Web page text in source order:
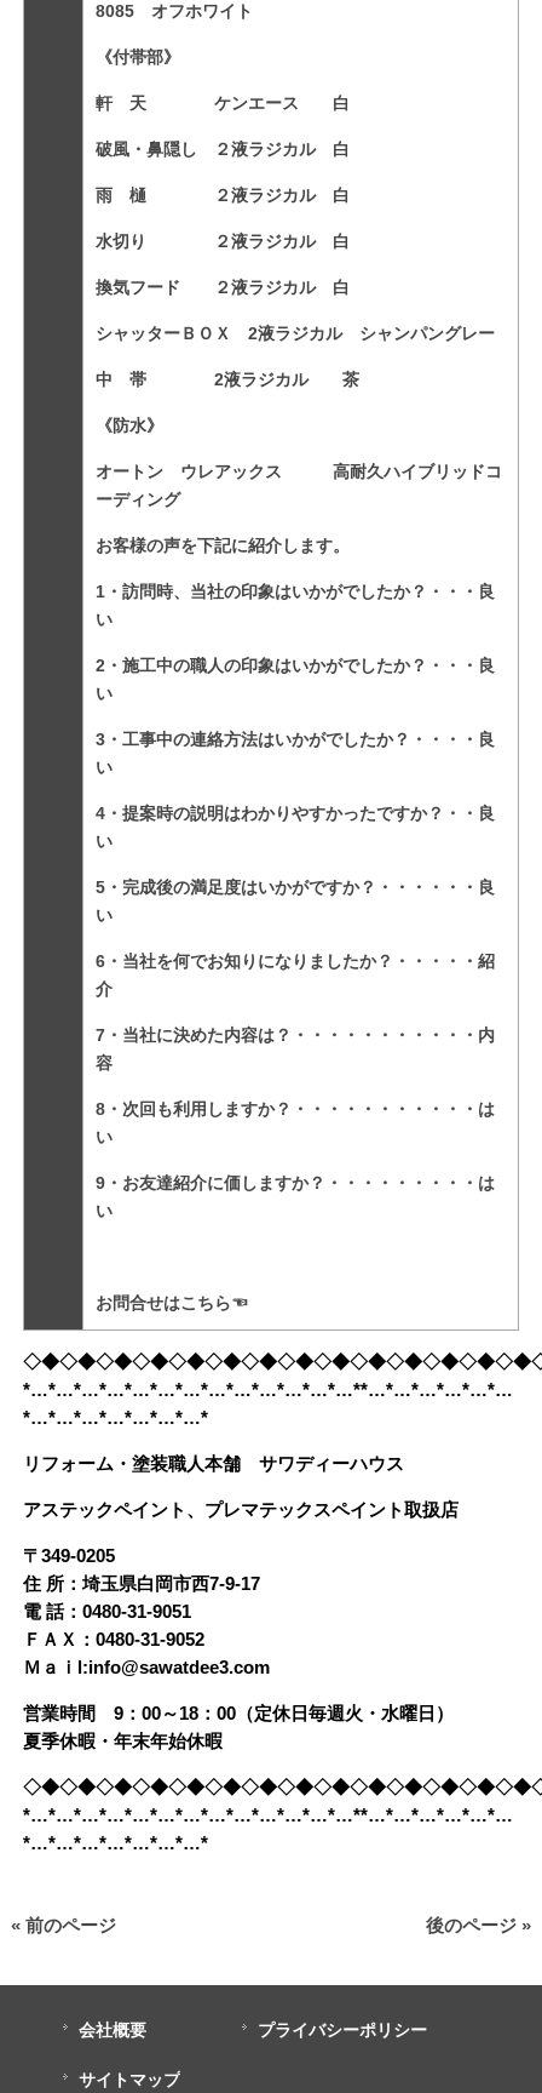
8085 オフホワイト
《付帯部》
軒 天 ケンエース 白
破風・鼻隠し ２液ラジカル 白
雨 樋 ２液ラジカル 白
水切り ２液ラジカル 白
換気フード ２液ラジカル 白
シャッターＢＯＸ 2液ラジカル シャンパングレー
中 帯 2液ラジカル 茶
《防水》
オートン ウレアックス 高耐久ハイブリッドコ
ーディング
お客様の声を下記に紹介します。
1・訪問時、当社の印象はいかがでしたか？・・・良
い
2・施工中の職人の印象はいかがでしたか？・・・良
い
3・工事中の連絡方法はいかがでしたか？・・・・良
い
4・提案時の説明はわかりやすかったですか？・・良
い
5・完成後の満足度はいかがですか？・・・・・・良
い
6・当社を何でお知りになりましたか？・・・・・紹
介
7・当社に決めた内容は？・・・・・・・・・・・内
容
8・次回も利用しますか？・・・・・・・・・・・は
い
9・お友達紹介に価しますか？・・・・・・・・・は
い
お問合せはこちら☜
*…*…*…*…*…*…*…*…*…*…*…*…*…**…*…*…*…*…*…
*…*…*…*…*…*…*…*
リフォーム・塗装職人本舗 サワディーハウス
アステックペイント、プレマテックスペイント取扱店
〒349-0205
住 所：埼玉県白岡市西7-9-17
電 話：0480-31-9051
ＦＡＸ：0480-31-9052
Ｍａｉl:info@sawatdee3.com
営業時間 9：00～18：00（定休日毎週火・水曜日）
夏季休暇・年末年始休暇
*…*…*…*…*…*…*…*…*…*…*…*…*…**…*…*…*…*…*…
*…*…*…*…*…*…*…*
« 前のページ 後のページ »
会社概要 プライバシーポリシー
サイトマップ